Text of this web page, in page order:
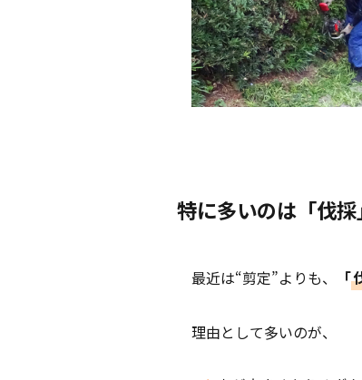
特に多いのは「伐
最近は“剪定”よりも、 「
理由として多いのが、